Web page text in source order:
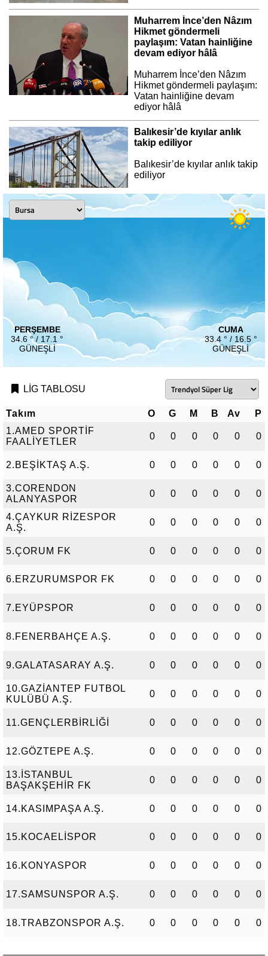
Muharrem İnce’den Nâzım
Hikmet göndermeli
paylaşım: Vatan hainliğine
devam ediyor hâlâ
Muharrem İnce’den Nâzım
Hikmet göndermeli paylaşım:
Vatan hainliğine devam
ediyor hâlâ
Balıkesir’de kıyılar anlık
takip ediliyor
Balıkesir’de kıyılar anlık takip
ediliyor
PERŞEMBE
34.6 ° / 17.1 °
GÜNEŞLI
CUMA
33.4 ° / 16.5 °
GÜNEŞLI
LİG TABLOSU
Takım O G M B Av
P
1.AMED SPORTİF
FAALİYETLER
0 0 0 0 0 0
2.BEŞİKTAŞ A.Ş. 0 0 0 0 0 0
3.CORENDON
ALANYASPOR
0 0 0 0 0 0
4.ÇAYKUR RİZESPOR
A.Ş.
0 0 0 0 0 0
5.ÇORUM FK 0 0 0 0 0 0
6.ERZURUMSPOR FK 0 0 0 0 0 0
7.EYÜPSPOR 0 0 0 0 0 0
8.FENERBAHÇE A.Ş. 0 0 0 0 0 0
9.GALATASARAY A.Ş. 0 0 0 0 0 0
10.GAZİANTEP FUTBOL
KULÜBÜ A.Ş.
0 0 0 0 0 0
11.GENÇLERBİRLİĞİ 0 0 0 0 0 0
12.GÖZTEPE A.Ş. 0 0 0 0 0 0
13.İSTANBUL
BAŞAKŞEHİR FK
0 0 0 0 0 0
14.KASIMPAŞA A.Ş. 0 0 0 0 0 0
15.KOCAELİSPOR 0 0 0 0 0 0
16.KONYASPOR 0 0 0 0 0 0
17.SAMSUNSPOR A.Ş. 0 0 0 0 0 0
18.TRABZONSPOR A.Ş. 0 0 0 0 0 0